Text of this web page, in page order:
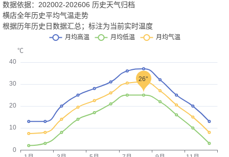
数据依据：202002-202606 历史天气归档
横店全年历史平均气温走势
根据历年历史日数据汇总；标注为当前实时温度